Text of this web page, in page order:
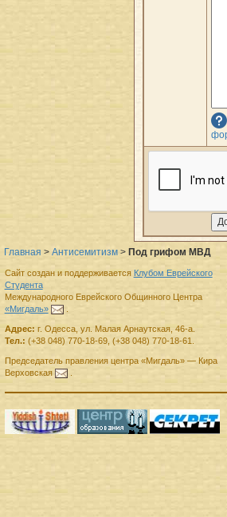
Главная > Антисемитизм > Под грифом МВД
Сайт создан и поддерживается Клубом Еврейского
Студента
Международного Еврейского Общинного Центра
«Мигдаль»
.
Адрес: г. Одесса, ул. Малая Арнаутская, 46-а.
Тел.: (+38 048) 770-18-69, (+38 048) 770-18-61
Председатель правленияцентра «Мигдаль»— Кира
Верховская
.